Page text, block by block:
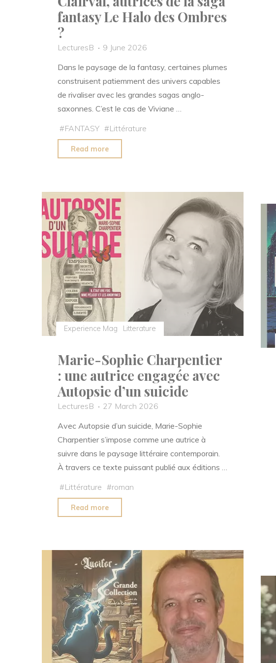
fantasy Le Halo des Ombres
?
LecturesB
9 June 2026
Dans le paysage de la fantasy, certaines plumes
construisent patiemment des univers capables
de rivaliser avec les grandes sagas anglo-
saxonnes. C’est le cas de Viviane …
#FANTASY #Littérature
Read more
de
Clairval,
autrices
de
la
Le
Halo
des
Experience Mag Litterature
Marie-Sophie Charpentier
: une autrice engagée avec
Autopsie d’un suicide
LecturesB
27 March 2026
Avec Autopsie d’un suicide, Marie-Sophie
Charpentier s’impose comme une autrice à
suivre dans le paysage littéraire contemporain.
À travers ce texte puissant publié aux éditions …
#Littérature #roman
Read more
une
autrice
engagée
avec
Autopsie
d’un
suicide"